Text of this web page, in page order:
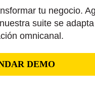
tu negocio.
suite se
omnicanal.
DEMO